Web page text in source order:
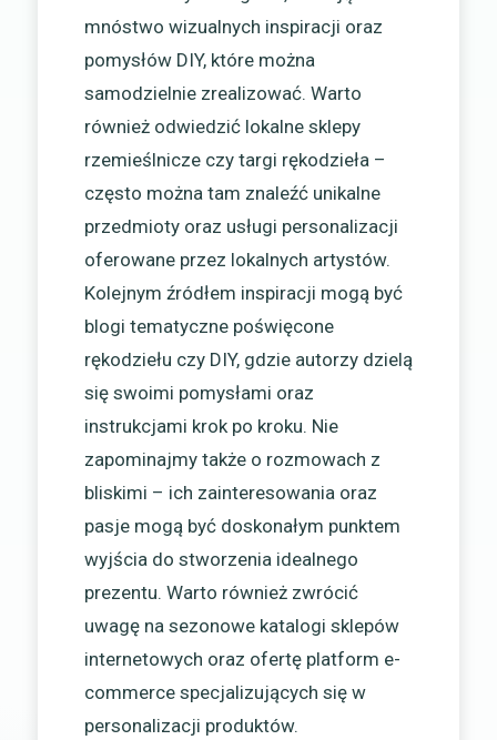
mnóstwo wizualnych inspiracji oraz
pomysłów DIY, które można
samodzielnie zrealizować. Warto
również odwiedzić lokalne sklepy
rzemieślnicze czy targi rękodzieła –
często można tam znaleźć unikalne
przedmioty oraz usługi personalizacji
oferowane przez lokalnych artystów.
Kolejnym źródłem inspiracji mogą być
blogi tematyczne poświęcone
rękodziełu czy DIY, gdzie autorzy dzielą
się swoimi pomysłami oraz
instrukcjami krok po kroku. Nie
zapominajmy także o rozmowach z
bliskimi – ich zainteresowania oraz
pasje mogą być doskonałym punktem
wyjścia do stworzenia idealnego
prezentu. Warto również zwrócić
uwagę na sezonowe katalogi sklepów
internetowych oraz ofertę platform e-
commerce specjalizujących się w
personalizacji produktów.